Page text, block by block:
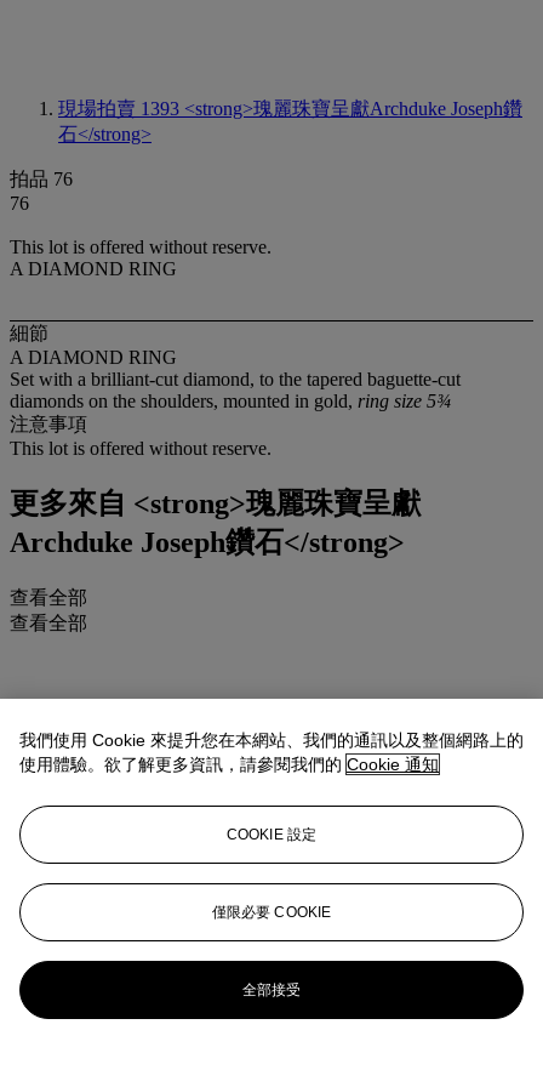
現場拍賣 1393 <strong>瑰麗珠寶呈獻Archduke Joseph鑽
石</strong>
拍品 76
76
This lot is offered without reserve.
A DIAMOND RING
細節
A DIAMOND RING
Set with a brilliant-cut diamond, to the tapered baguette-cut
diamonds on the shoulders, mounted in gold, ring size 5¾
注意事項
This lot is offered without reserve.
更多來自 <strong>瑰麗珠寶呈獻
Archduke Joseph鑽石</strong>
查看全部
查看全部
我們使用 Cookie 來提升您在本網站、我們的通訊以及整個網路上的
使用體驗。欲了解更多資訊，請參閱我們的 Cookie 通知
COOKIE 設定
僅限必要 COOKIE
全部接受